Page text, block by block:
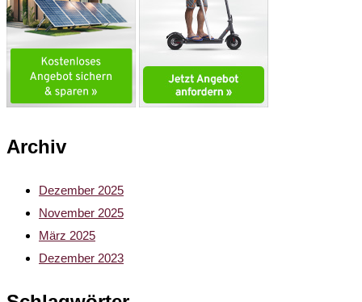
Archiv
Dezember 2025
November 2025
März 2025
Dezember 2023